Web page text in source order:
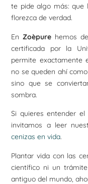
te pide algo más: que
florezca de verdad.
EnZoèpure hemos
certificada por la
permite exactamente
no se queden ahí
sino que se
sombra.
Si quieres entender
invitamos a leer
cenizas en vida.
Plantar vida con las
científico ni un
antiguo del mundo,